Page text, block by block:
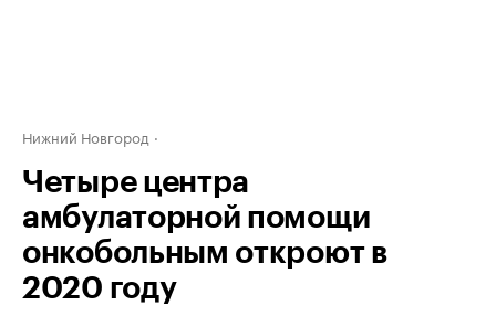
Нижний Новгород
Четыре центра
амбулаторной помощи
онкобольным откроют в
2020 году